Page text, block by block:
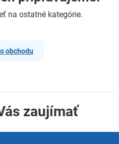
na ostatné kategórie.
obchodu
zaujímať